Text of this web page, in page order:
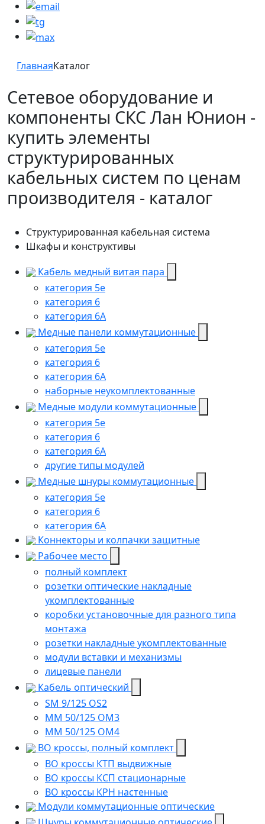
ГлавнаяКаталог
Сетевое оборудование и
компоненты СКС Лан Юнион -
купить элементы
структурированных
кабельных систем по ценам
производителя - каталог
Структурированная кабельная система
Шкафы и конструктивы
Кабель медный витая пара
категория 5e
категория 6
категория 6А
Медные панели коммутационные
категория 5е
категория 6
категория 6A
наборные неукомплектованные
Медные модули коммутационные
категория 5е
категория 6
категория 6A
другие типы модулей
Медные шнуры коммутационные
категория 5e
категория 6
категория 6A
Коннекторы и колпачки защитные
Рабочее место
полный комплект
розетки оптические накладные
укомплектованные
коробки установочные для разного типа
монтажа
розетки накладные укомплектованные
модули вставки и механизмы
лицевые панели
Кабель оптический
SM 9/125 OS2
MM 50/125 OM3
MM 50/125 OM4
ВО кроссы, полный комплект
ВО кроссы КТП выдвижные
ВО кроссы КСП стационарные
ВО кроссы КРН настенные
Модули коммутационные оптические